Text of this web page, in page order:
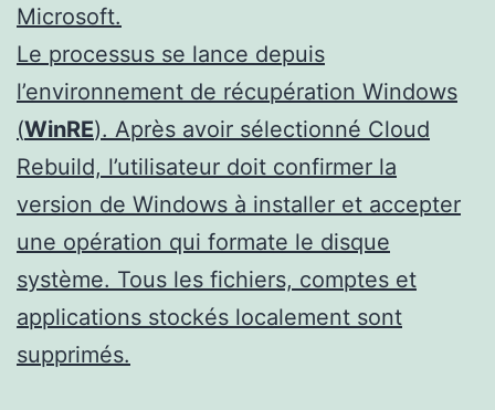
Microsoft.
Le processus se lance depuis
l’environnement de récupération Windows
(WinRE). Après avoir sélectionné Cloud
Rebuild, l’utilisateur doit confirmer la
version de Windows à installer et accepter
une opération qui formate le disque
système. Tous les fichiers, comptes et
applications stockés localement sont
supprimés.